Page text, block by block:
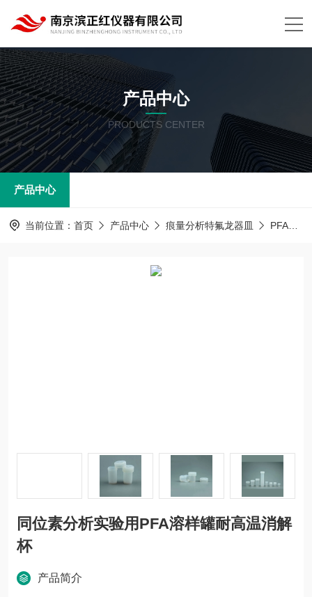
产品中心
PRODUCTS CENTER
产品中心
当前位置： 首页 产品中心 痕量分析特氟龙器皿 PFA器皿
同位素分析实验用PFA溶样罐耐高温消解
杯
产品简介